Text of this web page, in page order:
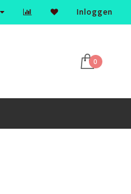
trends Inloggen
0